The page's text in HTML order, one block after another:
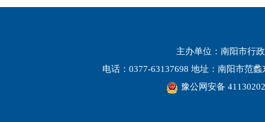
主办单位：南阳市行
电话：0377-63137698 地址：南阳市范
豫公网安备